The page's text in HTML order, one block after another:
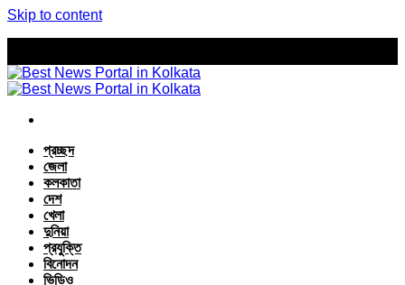
Skip to content
প্রচ্ছদ
জেলা
কলকাতা
দেশ
খেলা
দুনিয়া
প্রযুক্তি
বিনোদন
ভিডিও